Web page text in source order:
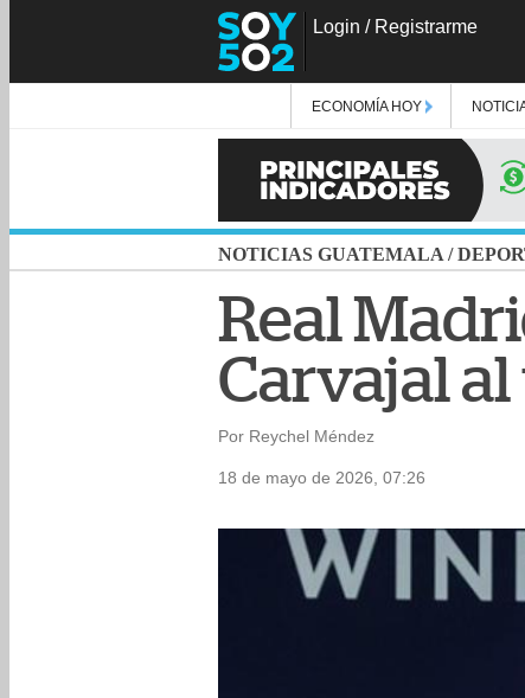
Login / Registrarme
ECONOMÍA HOY
NOTICIAS GUATEMALA /
Real
Carvajal
Por Reychel Méndez
18 de mayo de 2026, 07:26